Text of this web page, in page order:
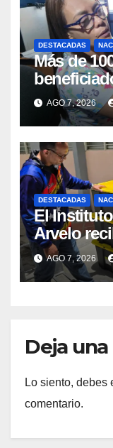
DESTACADAS
Más de
prótesis
AGO 7, 2026
DESTACADAS
El
Arvelo
personas
AGO 7, 2026
Deja
Lo siento, debes
comentario.